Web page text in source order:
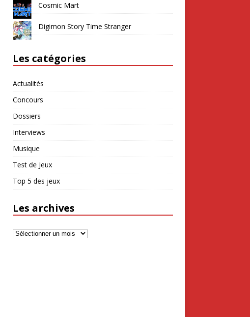
Cosmic Mart
Digimon Story Time Stranger
Les catégories
Actualités
Concours
Dossiers
Interviews
Musique
Test de Jeux
Top 5 des jeux
Les archives